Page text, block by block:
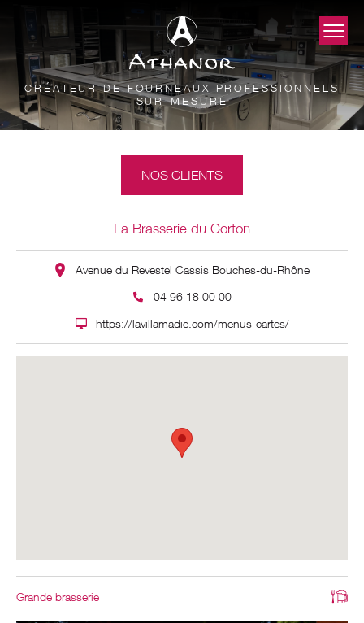
CRÉATEUR DE FOURNEAUX PROFESSIONNELS
SUR-MESURE
NOS CLIENTS
La Brasserie du Corton
Avenue du Revestel Cassis Bouches-du-Rhône
04 96 18 00 00
https://lavillamadie.com/menus-cartes/
Grande brasserie